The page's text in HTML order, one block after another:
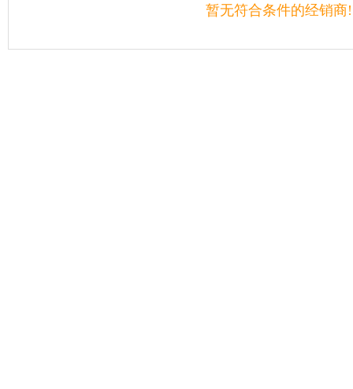
暂无符合条件的经销商!